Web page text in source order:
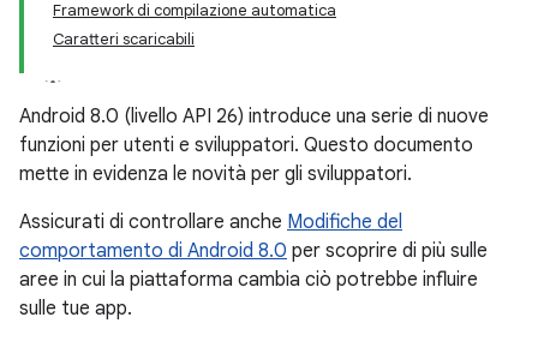
Framework di compilazione automatica
Caratteri scaricabili
Android 8.0 (livello API 26) introduce una serie di nuove
funzioni per utenti e sviluppatori. Questo documento
mette in evidenza le novità per gli sviluppatori.
Assicurati di controllare anche Modifiche del
comportamento di Android 8.0 per scoprire di più sulle
aree in cui la piattaforma cambia ciò potrebbe influire
sulle tue app.